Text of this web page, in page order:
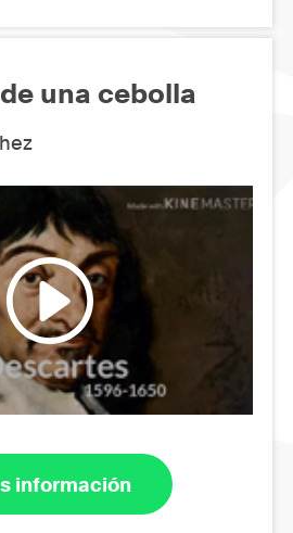
una cebolla
información